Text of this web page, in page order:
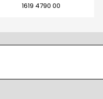
1619 4790 00